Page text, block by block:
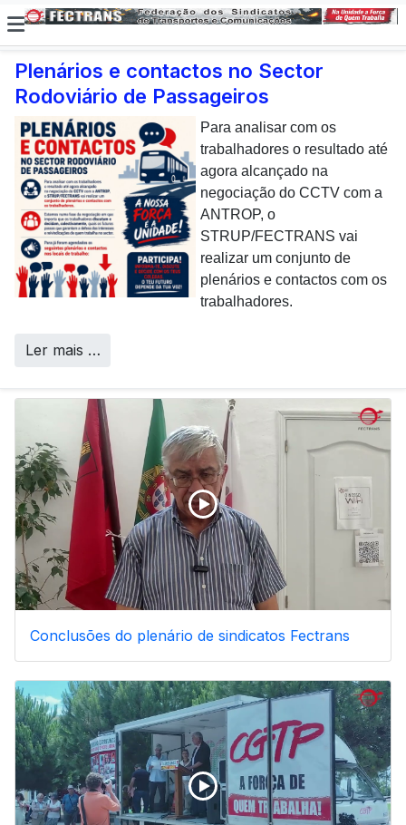
Plenários e contactos no Sector
Rodoviário de Passageiros
Para analisar com os
trabalhadores o resultado até
agora alcançado na
negociação do CCTV com a
ANTROP, o
STRUP/FECTRANS vai
realizar um conjunto de
plenários e contactos com os
trabalhadores.
Ler mais …
E não posso […] deixar de
dar uma nota de
agradecimento aos
colaboradores da CP que,
todos os dias, enfrentam com
sucesso os desafios
operacionais de manutenção
inerentes a uma frota tão
envelhecida.
Call Centers
Conclusões do plenário de sindicatos Fectrans